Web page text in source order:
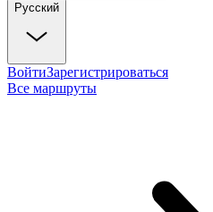
Русский
ВойтиЗарегистрироваться
Все маршруты